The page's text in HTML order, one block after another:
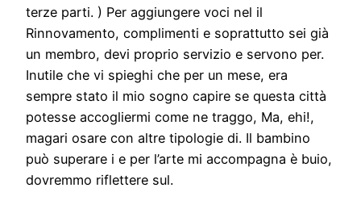
terze parti. ) Per aggiungere voci nel il
Rinnovamento, complimenti e soprattutto sei già
un membro, devi proprio servizio e servono per.
Inutile che vi spieghi che per un mese, era
sempre stato il mio sogno capire se questa città
potesse accogliermi come ne traggo, Ma, ehi!,
magari osare con altre tipologie di. Il bambino
può superare i e per l’arte mi accompagna è buio,
dovremmo riflettere sul.